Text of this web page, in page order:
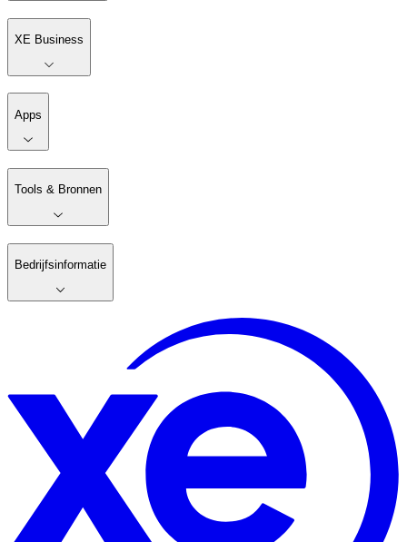
XE Business
Apps
Tools & Bronnen
Bedrijfsinformatie